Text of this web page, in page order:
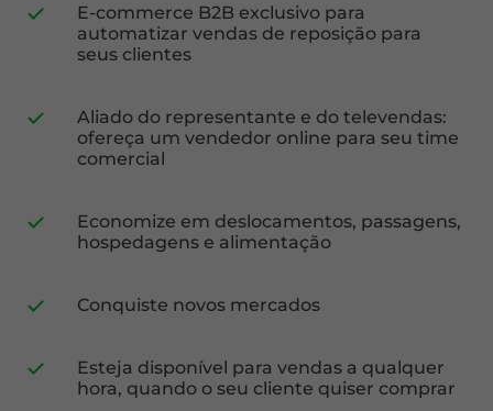
E-commerce B2B exclusivo para
automatizar vendas de reposição para
seus clientes
Aliado do representante e do televendas:
ofereça um vendedor online para seu time
comercial
Economize em deslocamentos, passagens,
hospedagens e alimentação
Conquiste novos mercados
Esteja disponível para vendas a qualquer
hora, quando o seu cliente quiser comprar